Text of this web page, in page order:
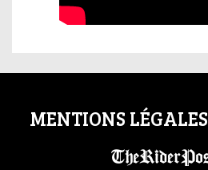
MENTIONS LÉGALES